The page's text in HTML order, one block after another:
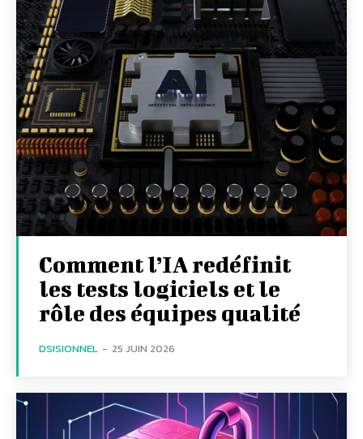
Comment l’IA redéfinit
les tests logiciels et le
rôle des équipes qualité
DSISIONNEL - 25 JUIN 2026